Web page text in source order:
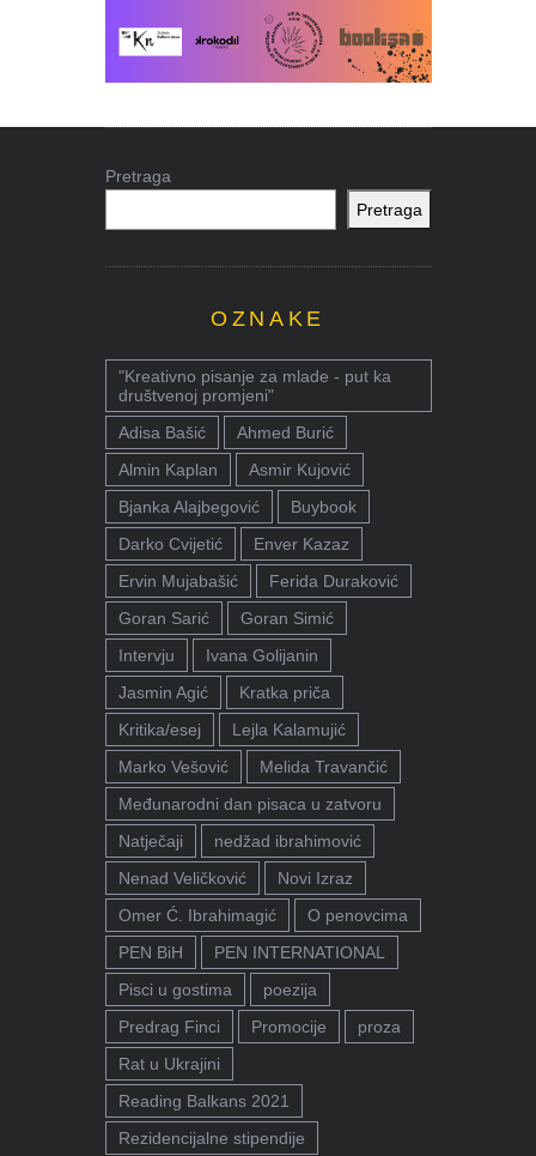
Pretraga
Pretraga
OZNAKE
"Kreativno pisanje za mlade - put ka
društvenoj promjeni"
Adisa Bašić
Ahmed Burić
Almin Kaplan
Asmir Kujović
Bjanka Alajbegović
Buybook
Darko Cvijetić
Enver Kazaz
Ervin Mujabašić
Ferida Duraković
Goran Sarić
Goran Simić
Intervju
Ivana Golijanin
Jasmin Agić
Kratka priča
Kritika/esej
Lejla Kalamujić
Marko Vešović
Melida Travančić
Međunarodni dan pisaca u zatvoru
Natječaji
nedžad ibrahimović
Nenad Veličković
Novi Izraz
Omer Ć. Ibrahimagić
O penovcima
PEN BiH
PEN INTERNATIONAL
Pisci u gostima
poezija
Predrag Finci
Promocije
proza
Rat u Ukrajini
Reading Balkans 2021
Rezidencijalne stipendije